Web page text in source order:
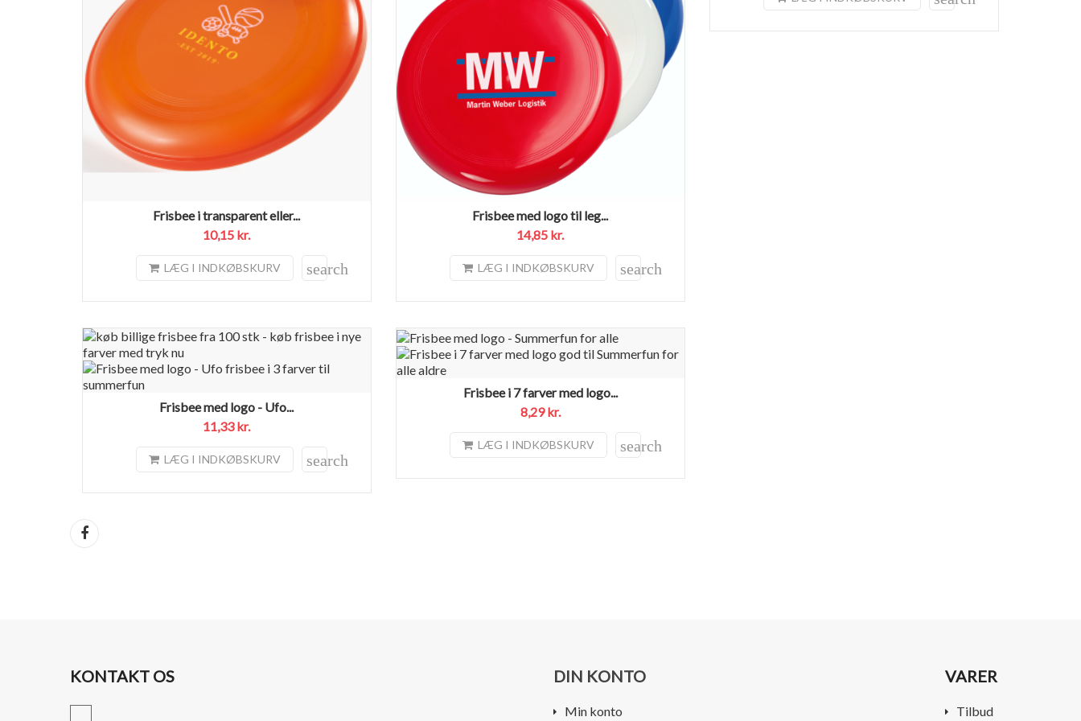
Frisbee i transparent eller...
10,15 kr.
LÆG I INDKØBSKURV search
Frisbee med logo til leg...
14,85 kr.
LÆG I INDKØBSKURV search
Frisbee med logo - Ufo...
11,33 kr.
LÆG I INDKØBSKURV search
Frisbee i 7 farver med logo...
8,29 kr.
LÆG I INDKØBSKURV search
KONTAKT OS DIN KONTO
Min konto
VARER
Tilbud